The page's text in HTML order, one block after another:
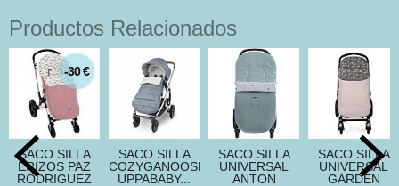
Productos Relacionados
-30 €
SACO SILLA
ERIZOS PAZ
RODRIGUEZ
SACO SILLA
COZYGANOOSH
UPPABABY...
SACO SILLA
UNIVERSAL
ANTON
SACO SILLA
UNIVERSAL
GARDEN